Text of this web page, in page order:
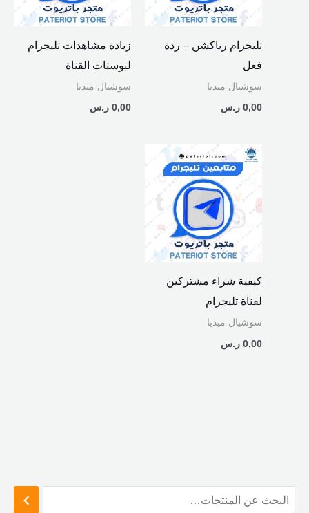
تليجرام رياكشن – ردة
فعل
سوشيال ميديا
0,00 ر.س
زيادة مشاهدات تليجرام
لبوستات القناة
سوشيال ميديا
0,00 ر.س
كيفية شراء مشتركين
لقناة تليجرام
سوشيال ميديا
0,00 ر.س